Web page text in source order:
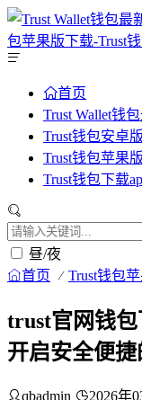
首页
Trust Wallet钱
Trust钱包安卓
Trust钱包苹果
Trust钱包下载
昼/夜
首页 Trust钱包
trust官网钱包
开启安全便
qbadmin 2026年